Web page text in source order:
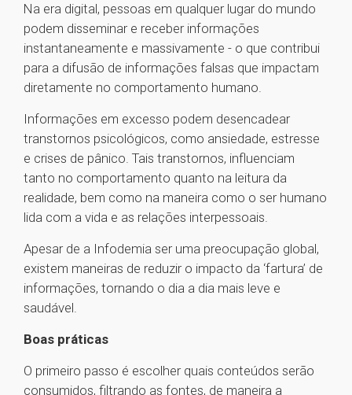
Na era digital, pessoas em qualquer lugar do mundo
podem disseminar e receber informações
instantaneamente e massivamente - o que contribui
para a difusão de informações falsas que impactam
diretamente no comportamento humano.
Informações em excesso podem desencadear
transtornos psicológicos, como ansiedade, estresse
e crises de pânico. Tais transtornos, influenciam
tanto no comportamento quanto na leitura da
realidade, bem como na maneira como o ser humano
lida com a vida e as relações interpessoais.
Apesar de a Infodemia ser uma preocupação global,
existem maneiras de reduzir o impacto da ‘fartura’ de
informações, tornando o dia a dia mais leve e
saudável.
Boas práticas
O primeiro passo é escolher quais conteúdos serão
consumidos, filtrando as fontes, de maneira a